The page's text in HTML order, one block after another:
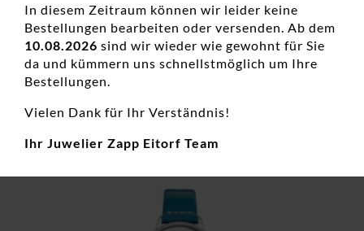
Damenuhren, Neuheiten
149,00€
inkl. 19 % MwSt.
In diesem Zeitraum können wir leider keine
Bestellungen bearbeiten oder versenden. Ab dem
10.08.2026 sind wir wieder wie gewohnt für Sie
da und kümmern uns schnellstmöglich um Ihre
Bestellungen.
Vielen Dank für Ihr Verständnis!
Ihr Juwelier Zapp Eitorf Team